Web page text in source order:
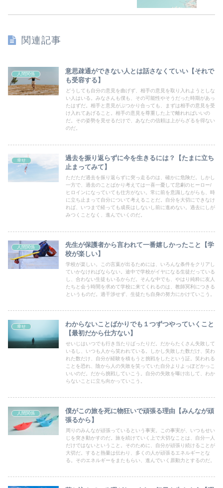
関連記事
人間関係
意思疎通ができない人とは話さなくていい【それで
も受容する】
どうしても自分の意見を曲げず、相手の意見を取り入れようとしな
い人はいる。みなさんも僕も、その可能性やそうだった時期があっ
たはずだ。相手と意見がぶつかり合っても、まずは相手の意見を受
け入れてあげること。相手の意見を尊重した上で離れればいいの
だ。その姿勢を見せるだけで、あなたの信頼は上がらざるを得ない
のだ。
幸せ
過去を振り返らずに今を生きるには？【たまに立ち
止まってみて】
ただただ過去を振り返らずに突っ走るのは、確かに危険だ。しかし
一方で、過去のことばかり考えては一喜一憂して悲劇のヒーロー/
ヒロインになっていても仕方がない。常に前を意識しながらも、時
に立ち止まって自分について考えることだ。自分を大切にできなけ
れば、いつまで経っても成長はしないし前に進めない。過去にしが
みつくことなく、進んでいくのだ。
人間関係
先生が保護者から言われて一番嬉しかったこと【学
校が楽しい】
学校が楽しい。この言葉が出るためには、いろんな条件をクリアし
ていかなければならない。途中で学校がイヤになる生徒だっている
し、合わない生徒もいるからだ。そんな中でも、やはり純粋に友人
たちと会う時間を求めて学校に来てくれるのは、教師冥利につきる
というものだ。過干渉せず、生徒たち自身の努力にかけていこう。
幸せ
わからないことばかりでも１つずつやっていくこと
【最初だから仕方ない】
せいじはいつでも行き当たりばったりだ。だからたくさん失敗して
いるし、いつも人から笑われている。しかし失敗した数だけ、笑わ
れた数だけ、自分が経験を積もうと挑戦をしたという証。笑われる
ことを恐れ、陰から人の失敗を笑っていた自分よりよっぽどかっこ
いいのだ。だから挑戦していこう。自分の失敗を曝け出して、わか
らないことに立ち向かっていこう。
人間関係
僕がこの旅を死に物狂いで頑張る理由【みんなが頑
張るから】
周りのみんなが頑張っているという事実。この事実が、いつもせい
じを突き動かすのだ。旅を続けていく上で大切なことは、自分一人
だけではないということ。そのために、自分が頑張り続けることが
大切だ。すると熱量は伝わり、多くの人が頑張るエネルギーとな
る。そのエネルギーをまたもらい、進んでいく原動力とするのだ。